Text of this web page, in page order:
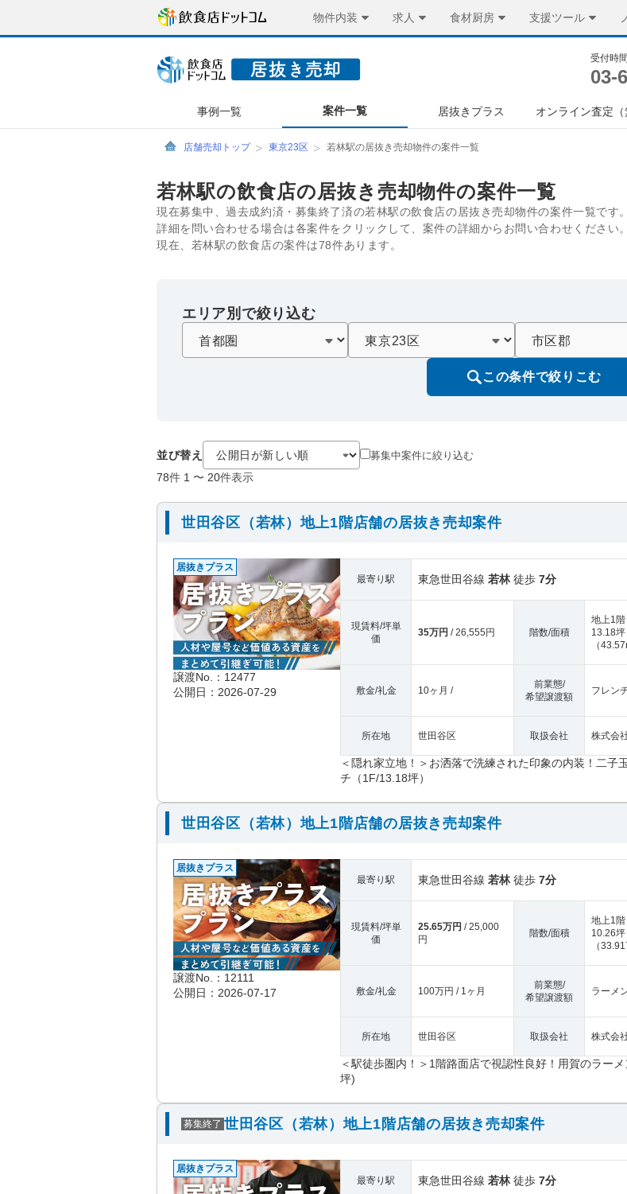
物件内装 求人 食材厨房 支援ツール
受付時
03-
事例一覧 案件一覧 居抜きプラス オンライン査定（
店舗売却トップ 東京23区 若林駅の居抜き売却物件の案件一覧
若林駅の飲食店の居抜き売却物件の案件一覧
現在募集中、過去成約済・募集終了済の若林駅の飲食店の居抜き売却物件の案件一覧です。
詳細を問い合わせる場合は各案件をクリックして、案件の詳細からお問い合わせください。
現在、若林駅の飲食店の案件は78件あります。
エリア別で絞り込む
この条件で絞りこむ
並び替え 募集中案件に絞り込む
78件 1 〜 20件表示
世田谷区（若林）地上1階店舗の居抜き売却案件
居抜きプラス
譲渡No.：12477
公開日：2026-07-29
最寄り駅 東急世田谷線 若林徒歩 7分
現賃料/坪単
価
35万円 / 26,555円 階数/面積
地上1階
13.18坪
（
敷金/礼金 10ヶ月 /
前業態/
希望譲渡額
フレン
所在地 世田谷区 取扱会社 株式会
＜隠れ家立地！＞お洒落で洗練された印象の内装！二子
チ（1F/13.18坪）
世田谷区（若林）地上1階店舗の居抜き売却案件
居抜きプラス
譲渡No.：12111
公開日：2026-07-17
最寄り駅 東急世田谷線 若林徒歩 7分
現賃料/坪単
価
25.65万円 / 25,000
円
階数/面積
地上1階
10.26坪
（
敷金/礼金 100万円 / 1ヶ月
前業態/
希望譲渡額
ラーメ
所在地 世田谷区 取扱会社 株式会
＜駅徒歩圏内！＞1階路面店で視認性良好！用賀のラー
坪)
募集終了 世田谷区（若林）地上1階店舗の居抜き売却案件
居抜きプラス
最寄り駅 東急世田谷線 若林徒歩 7分